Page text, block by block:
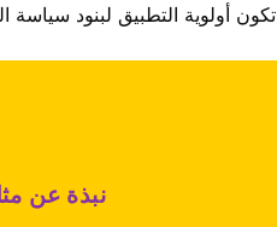
تكون أولوية التطبيق لبنود سياسة
نبذة عن